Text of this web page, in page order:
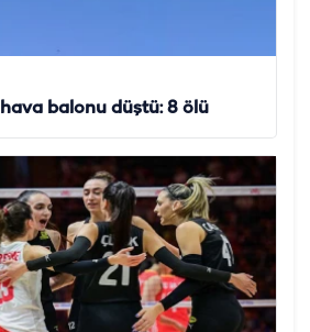
balonu düştü: 8 ölü